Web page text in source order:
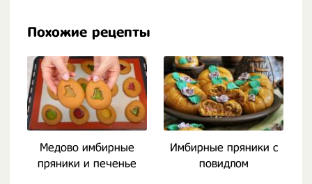
Похожие рецепты
Медово имбирные
пряники и печенье
Имбирные пряники с
повидлом